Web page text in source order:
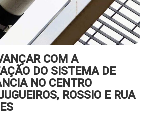
COM A
DO SISTEMA DE
NO CENTRO
ROSSIO E RUA